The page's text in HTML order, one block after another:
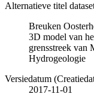
Alternatieve titel
Breuken
3D model van
grensstreek van
Hydrogeologie
Versiedatum
2017-11-01